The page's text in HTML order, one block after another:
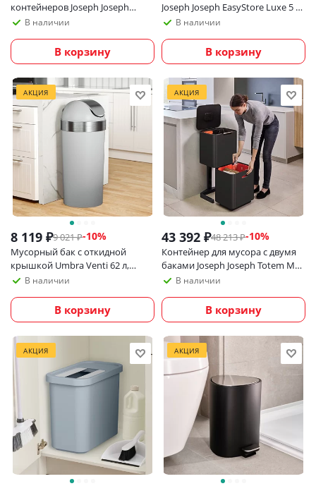
контейнеров Joseph Joseph
Titan/Totem/Stack 2 шт
В наличии
В корзину
Joseph Joseph EasyStore Luxe 5 л,
угловое
В наличии
В корзину
АКЦИЯ
8 119 ₽9 021₽-10%
Мусорный бак с откидной
крышкой Umbra Venti 62 л,
серый/никель
В наличии
В корзину
АКЦИЯ
43 392 ₽48 213₽-10%
Контейнер для мусора с двумя
баками Joseph Joseph Totem Max
60 литров, черный карбон
В наличии
В корзину
АКЦИЯ АКЦИЯ